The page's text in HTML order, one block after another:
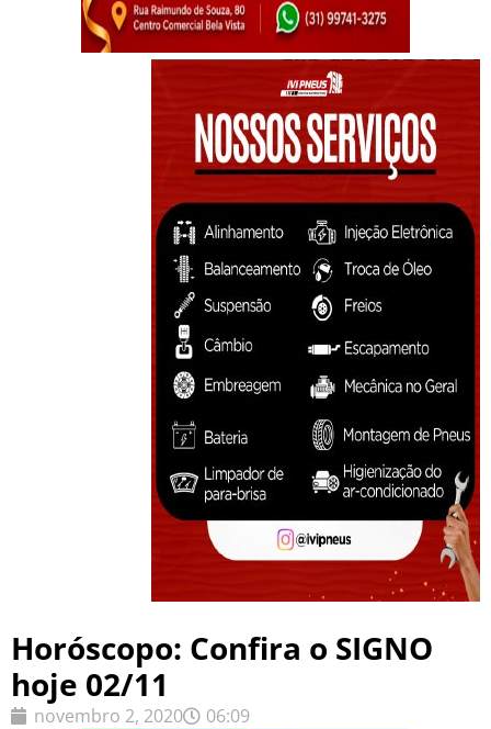
Horóscopo: Confira o SIGNO
hoje 02/11
novembro 2, 2020 06:09